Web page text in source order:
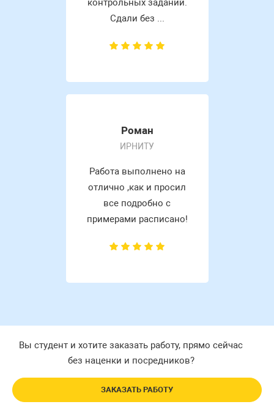
контрольных заданий.
Сдали без ...
Роман
ИРНИТУ
Работа выполнено на
отлично ,как и просил
все подробно с
примерами расписано!
Вы студент и хотите заказать работу, прямо сейчас
без наценки и посредников?
ЗАКАЗАТЬ РАБОТУ